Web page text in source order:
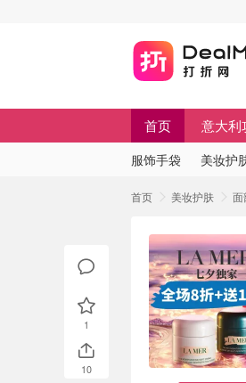
首页 意大利
服饰手袋 美妆护
首页 美妆护肤 面
1
10